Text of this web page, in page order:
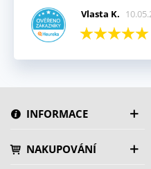
Vlasta K.
INFORMACE
NAKUPOVÁNÍ